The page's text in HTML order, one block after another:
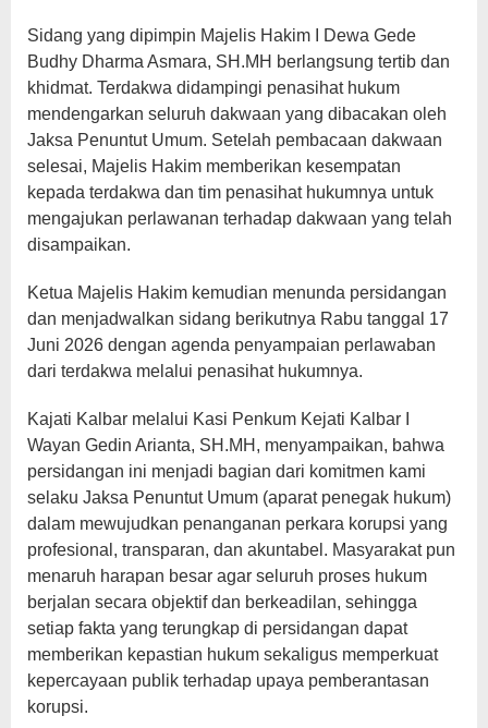
Sidang yang dipimpin Majelis Hakim I Dewa Gede
Budhy Dharma Asmara, SH.MH berlangsung tertib dan
khidmat. Terdakwa didampingi penasihat hukum
mendengarkan seluruh dakwaan yang dibacakan oleh
Jaksa Penuntut Umum. Setelah pembacaan dakwaan
selesai, Majelis Hakim memberikan kesempatan
kepada terdakwa dan tim penasihat hukumnya untuk
mengajukan perlawanan terhadap dakwaan yang telah
disampaikan.
Ketua Majelis Hakim kemudian menunda persidangan
dan menjadwalkan sidang berikutnya Rabu tanggal 17
Juni 2026 dengan agenda penyampaian perlawaban
dari terdakwa melalui penasihat hukumnya.
Kajati Kalbar melalui Kasi Penkum Kejati Kalbar I
Wayan Gedin Arianta, SH.MH, menyampaikan, bahwa
persidangan ini menjadi bagian dari komitmen kami
selaku Jaksa Penuntut Umum (aparat penegak hukum)
dalam mewujudkan penanganan perkara korupsi yang
profesional, transparan, dan akuntabel. Masyarakat pun
menaruh harapan besar agar seluruh proses hukum
berjalan secara objektif dan berkeadilan, sehingga
setiap fakta yang terungkap di persidangan dapat
memberikan kepastian hukum sekaligus memperkuat
kepercayaan publik terhadap upaya pemberantasan
korupsi.